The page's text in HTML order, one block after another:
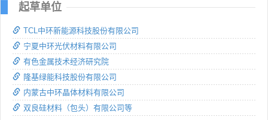
起草单位
TCL中环新能源科技股份有限公司
宁夏中环光伏材料有限公司
有色金属技术经济研究院
隆基绿能科技股份有限公司
内蒙古中环晶体材料有限公司
双良硅材料（包头）有限公司等